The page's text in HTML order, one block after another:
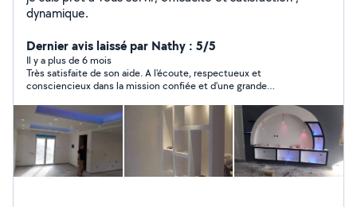
dynamique.
Dernier avis laissé par Nathy : 5/5
Il y a plus de 6 mois
Très satisfaite de son aide. A l'écoute, respectueux et
consciencieux dans la mission confiée et d'une grande